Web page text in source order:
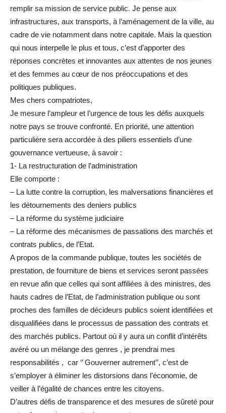
remplir sa mission de service public. Je pense aux
infrastructures, aux transports, à l’aménagement de la ville, au
cadre de vie notamment dans notre capitale. Mais la question
qui nous interpelle le plus et tous, c’est d’apporter des
réponses concrètes et innovantes aux attentes de nos jeunes
et des femmes au cœur de nos préoccupations et des
politiques publiques.
Mes chers compatriotes,
Je mesure l’ampleur et l’urgence de tous les défis auxquels
notre pays se trouve confronté. En priorité, une attention
particulière sera accordée à des piliers essentiels d’une
gouvernance vertueuse, à savoir :
1- La restructuration de l’administration
Elle comporte :
– La lutte contre la corruption, les malversations financières et
les détournements des deniers publics
– La réforme du système judiciaire
– La réforme des mécanismes de passations des marchés et
contrats publics, de l’Etat.
A propos de la commande publique, toutes les sociétés de
prestation, de fourniture de biens et services seront passées
en revue afin que celles qui sont affiliées à des ministres, des
hauts cadres de l’Etat, de l’administration publique ou sont
proches des familles de décideurs publics soient identifiées et
disqualifiées dans le processus de passation des contrats et
des marchés publics. Partout où il y aura un conflit d’intérêts
avéré ou un mélange des genres , je prendrai mes
responsabilités , car ‘’ Gouverner autrement’’, c’est de
s’employer à éliminer les distorsions dans l’économie, de
veiller à l’égalité de chances entre les citoyens.
D’autres défis de transparence et des mesures de sûreté pour